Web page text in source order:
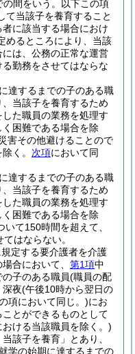
間をいう。以下この項
て当該子を養育すること
に該当する場合におけ
めるところにより、当該
は、公務の正常な運営
勤務をさせてはならな
達するまでの子のある職
当該子を養育するため
た職員の業務を処理す
困難である場合を除
害その他避けることので
く。 次項において同
達するまでの子のある職
当該子を養育するため
た職員の業務を処理す
困難である場合を除
て150時間を超えて、
はならない。
規定する要介護者を介護
場合において、 第1項中
の子のある職員(職員の配
深夜(午後10時から翌日の
項において同じ。)にお
とができるものとして
ける当該職員を除く。)
該子を養育」とあり、
学の始期に達するまでの